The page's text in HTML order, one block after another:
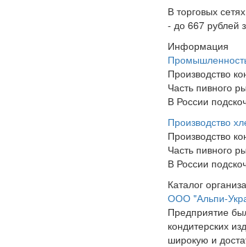
В торговых
- до 667 рублей
Информация
Производство
Часть пивного
В России
Производство
Производство
Часть пивного
В России
Каталог
ООО "Альпи-
Предприятие
кондитерских
широкую и